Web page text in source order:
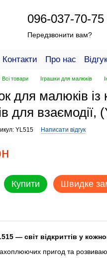
096-037-70-75
Передзвонити вам?
Контакти Про нас
Всі товари Іграшки для малюків
для малюків із
для взаємодії,
YL515 Написати відгук
Купити Швидке
— світ відкриттів у
захоплюючих пригод та